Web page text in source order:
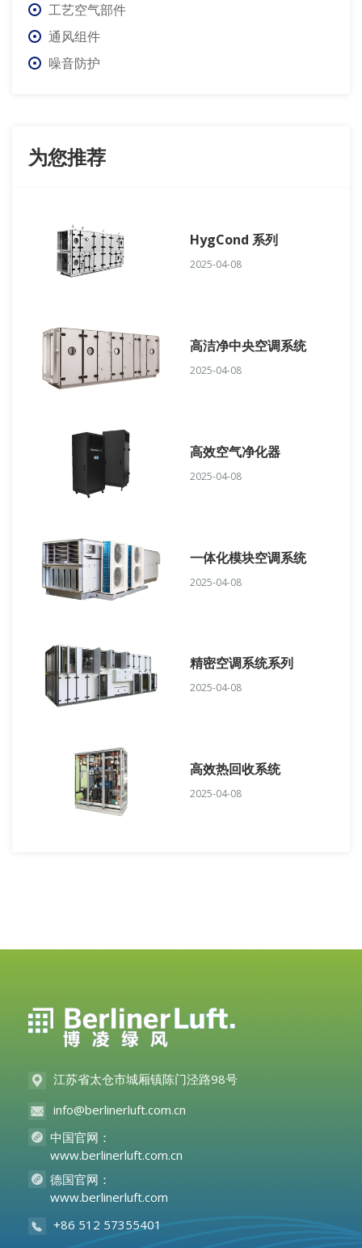
工艺空气部件
通风组件
噪音防护
为您推荐
HygCond 系列
2025-04-08
高洁净中央空调系统
2025-04-08
高效空气净化器
2025-04-08
一体化模块空调系统
2025-04-08
精密空调系统系列
2025-04-08
高效热回收系统
2025-04-08
江苏省太仓市城厢镇陈门泾路98号
info@berlinerluft.com.cn
中国官网：
www.berlinerluft.com.cn
德国官网：
www.berlinerluft.com
+86 512 57355401